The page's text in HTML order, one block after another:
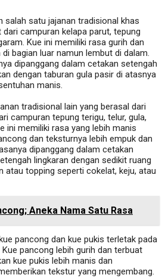
salah satu jajanan tradisional khas
campuran kelapa parut, tepung
Kue ini memiliki rasa gurih dan
bagian luar namun lembut di dalam.
dipanggang dalam cetakan setengah
dengan taburan gula pasir di atasnya
manis.
tradisional lain yang berasal dari
campuran tepung terigu, telur, gula,
ini memiliki rasa yang lebih manis
dan teksturnya lebih empuk dan
dipanggang dalam cetakan
lingkaran dengan sedikit ruang
atau topping seperti cokelat, keju, atau
Aneka Nama Satu Rasa
pancong dan kue pukis terletak pada
pancong lebih gurih dan terbuat
kue pukis lebih manis dan
tekstur yang mengembang.